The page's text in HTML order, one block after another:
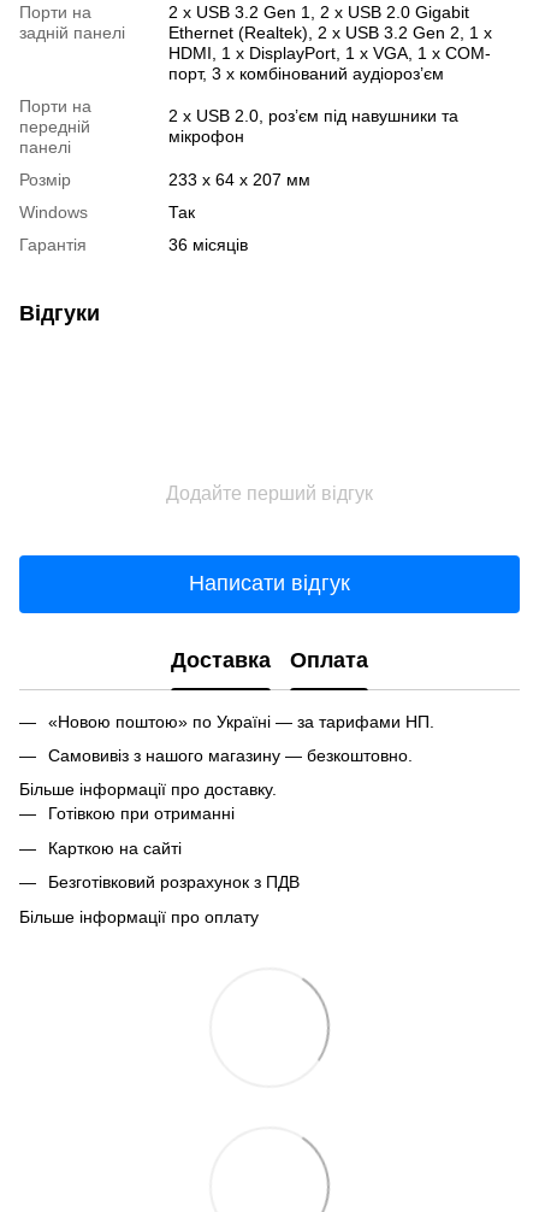
Порти на
задній панелі
2 х USB 3.2 Gen 1, 2 х USB 2.0 Gigabit
Ethernet (Realtek), 2 х USB 3.2 Gen 2, 1 х
HDMI, 1 х DisplayPort, 1 х VGA, 1 х COM-
порт, 3 х комбінований аудіороз’єм
Порти на
передній
панелі
2 х USB 2.0, роз’єм під навушники та
мікрофон
Розмір
233 х 64 х 207 мм
Windows
Так
Гарантія
36 місяців
Відгуки
Додайте перший відгук
Написати відгук
Доставка Оплата
«Новою поштою» по Україні — за тарифами НП.
Самовивіз з нашого магазину — безкоштовно.
Більше інформації про доставку.
Готівкою при отриманні
Карткою на сайті
Безготівковий розрахунок з ПДВ
Більше інформації про оплату